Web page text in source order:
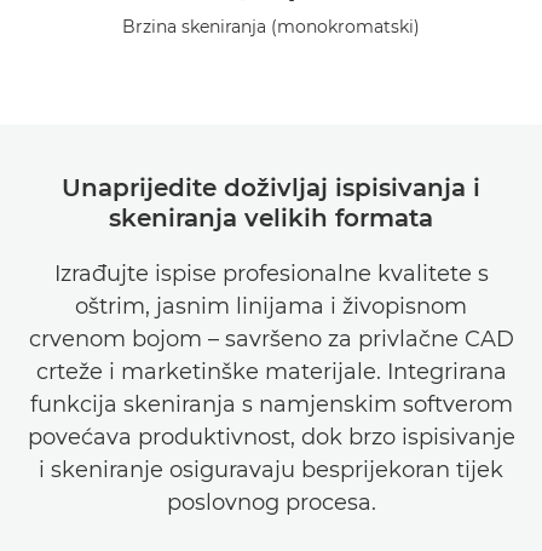
Brzina skeniranja (monokromatski)
Unaprijedite doživljaj ispisivanja i
skeniranja velikih formata
Izrađujte ispise profesionalne kvalitete s
oštrim, jasnim linijama i živopisnom
crvenom bojom – savršeno za privlačne CAD
crteže i marketinške materijale. Integrirana
funkcija skeniranja s namjenskim softverom
povećava produktivnost, dok brzo ispisivanje
i skeniranje osiguravaju besprijekoran tijek
poslovnog procesa.